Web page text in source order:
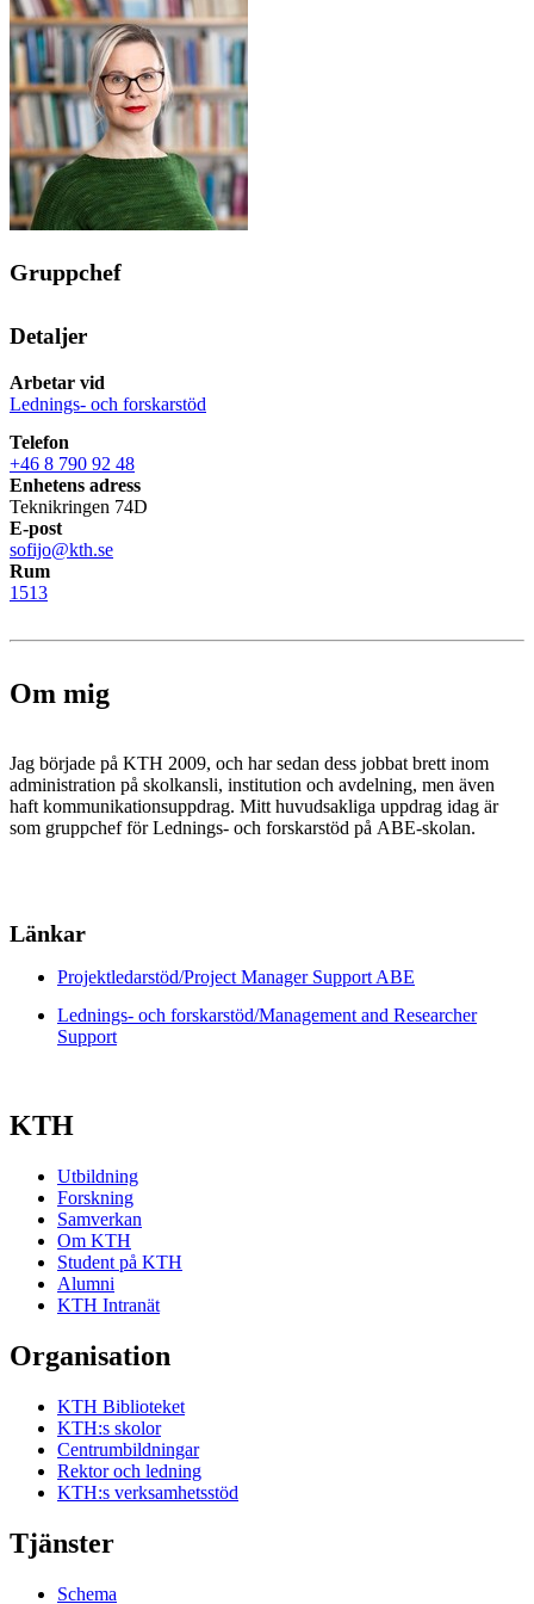
Gruppchef
Detaljer
Arbetar vid
Lednings- och forskarstöd
Telefon
+46 8 790 92 48
Enhetens adress
Teknikringen 74D
E-post
sofijo@kth.se
Rum
1513
Om mig
Jag började på KTH 2009, och har sedan dess jobbat brett inom
administration på skolkansli, institution och avdelning, men även
haft kommunikationsuppdrag. Mitt huvudsakliga uppdrag idag är
som gruppchef för Lednings- och forskarstöd på ABE-skolan.
Länkar
Projektledarstöd/Project Manager Support ABE
Lednings- och forskarstöd/Management and Researcher
Support
KTH
Utbildning
Forskning
Samverkan
Om KTH
Student på KTH
Alumni
KTH Intranät
Organisation
KTH Biblioteket
KTH:s skolor
Centrumbildningar
Rektor och ledning
KTH:s verksamhetsstöd
Tjänster
Schema